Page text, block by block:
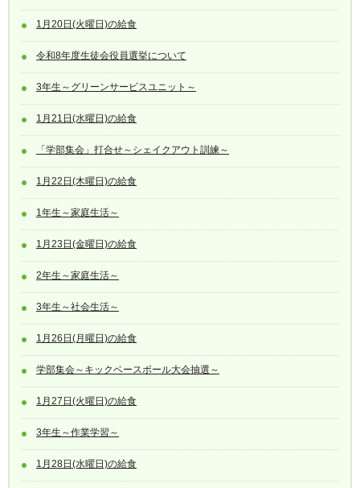
1月20日(火曜日)の給食
令和8年度生徒会役員選挙について
3年生～グリーンサービスユニット～
1月21日(水曜日)の給食
「学部集会」打合せ～シェイクアウト訓練～
1月22日(木曜日)の給食
1年生～家庭生活～
1月23日(金曜日)の給食
2年生～家庭生活～
3年生～社会生活～
1月26日(月曜日)の給食
学部集会～キックベースボール大会抽選～
1月27日(火曜日)の給食
3年生～作業学習～
1月28日(水曜日)の給食